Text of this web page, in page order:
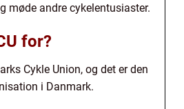
møde andre cykelentusiaster.
for?
Cykle Union, og det er den
i Danmark.